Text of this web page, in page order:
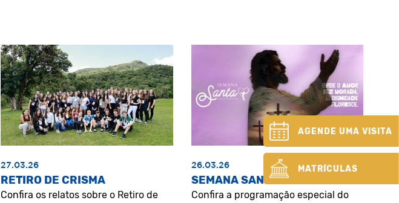
27.03.26
RETIRO DE CRISMA
Confira os relatos sobre o Retiro de
26.03.26
SEMANA SANTA
Confira a programação especial do
AGENDE UMA VISITA
MATRÍCULAS